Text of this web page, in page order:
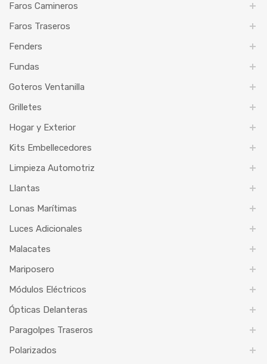
Faros Camineros
Faros Traseros
Fenders
Fundas
Goteros Ventanilla
Grilletes
Hogar y Exterior
Kits Embellecedores
Limpieza Automotriz
Llantas
Lonas Marítimas
Luces Adicionales
Malacates
Mariposero
Módulos Eléctricos
Ópticas Delanteras
Paragolpes Traseros
Polarizados